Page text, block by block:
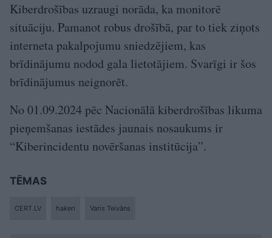
Kiberdrošības uzraugi norāda, ka monitorē
situāciju. Pamanot robus drošībā, par to tiek ziņots
interneta pakalpojumu sniedzējiem, kas
brīdinājumu nodod gala lietotājiem. Svarīgi ir šos
brīdinājumus neignorēt.
No 01.09.2024 pēc Nacionālā kiberdrošības likuma
pieņemšanas iestādes jaunais nosaukums ir
“Kiberincidentu novēršanas institūcija”.
TĒMAS
CERT.LV hakeri Varis Teivāns